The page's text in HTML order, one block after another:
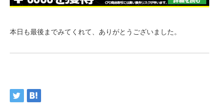
本日も最後までみてくれて、ありがとうございました。